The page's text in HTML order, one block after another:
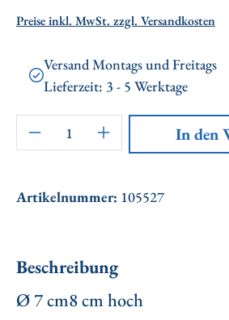
Preise inkl. MwSt. zzgl. Versandkosten
Versand Montags und Freitags
Lieferzeit: 3 - 5 Werktage
Artikel Anzahl: Gib den
In den
Artikelnummer: 105527
Beschreibung
Ø 7 cm8 cm hoch